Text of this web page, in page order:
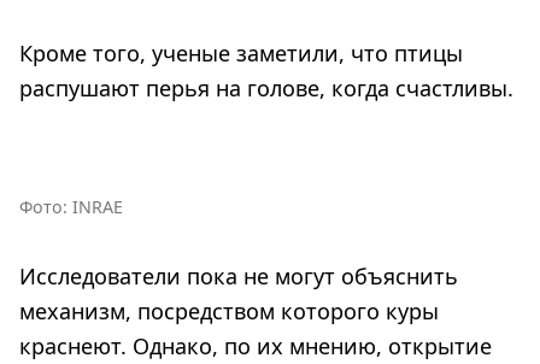
Кроме того, ученые заметили, что птицы
распушают перья на голове, когда счастливы.
Фото: INRAE
Исследователи пока не могут объяснить
механизм, посредством которого куры
краснеют. Однако, по их мнению, открытие